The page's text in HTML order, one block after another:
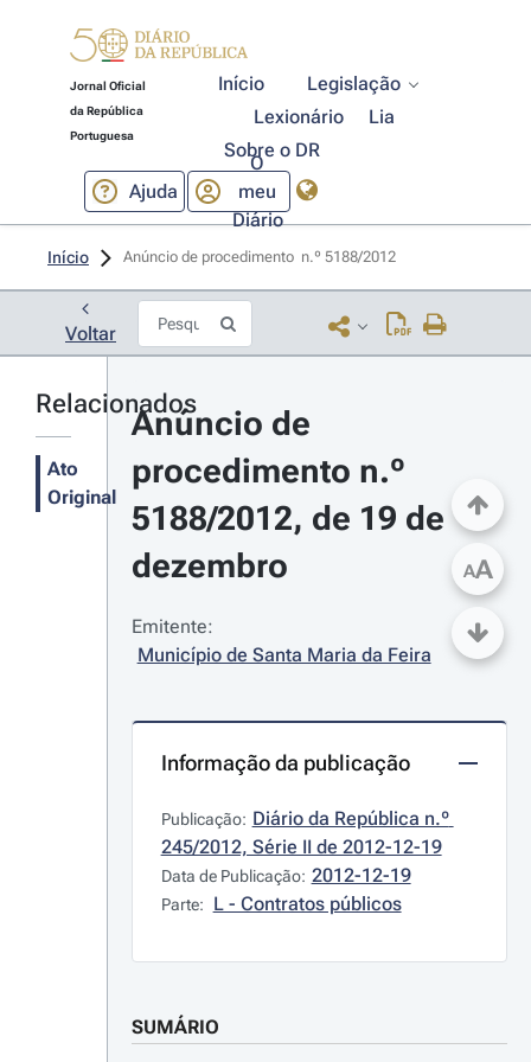
Jornal Oficial
da República
Portuguesa
Início
Legislação
Lexionário
Lia
Sobre o DR
Ajuda
O
meu
Diário
Início Anúncio de procedimento  n.º 5188/2012
Voltar
Relacionados
Ato
Original
Anúncio de
procedimento n.º
5188/2012, de 19 de
dezembro
Emitente:
Município de Santa Maria da Feira
Informação da publicação
Publicação: Diário da República n.º
245/2012, Série II de 2012-12-19
Data de Publicação: 2012-12-19
Parte: L - Contratos públicos
SUMÁRIO
AA